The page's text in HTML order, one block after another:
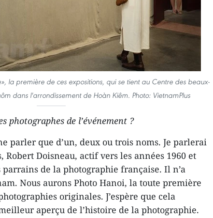
la première de ces expositions, qui se tient au Centre des beaux-
dans l'arrondissement de Hoàn Kiêm. Photo: VietnamPlus
photographes de l’événement ?
parler que d’un, deux ou trois noms. Je parlerai
Robert Doisneau, actif vers les années 1960 et
parrains de la photographie française. Il n’a
Nous aurons Photo Hanoi, la toute première
originales. J’espère que cela
aperçu de l’histoire de la photographie.